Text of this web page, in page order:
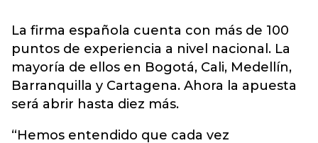
La firma española cuenta con más de 100
puntos de experiencia a nivel nacional. La
mayoría de ellos en Bogotá, Cali, Medellín,
Barranquilla y Cartagena. Ahora la apuesta
será abrir hasta diez más.
“Hemos entendido que cada vez